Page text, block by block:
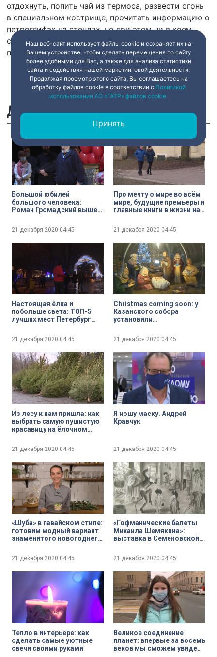
отдохнуть, попить чай из термоса, развести огонь
в специальном кострище, прочитать информацию о
петроглифах на стендах, но при этом ни в коем
случае не оставлять своих собственных
петроглифов.
Другие сюжеты
Большой юбилей
большого человека:
Роман Громадский вышел
21 декабря 2020 04:45
Про мечту о мире во всём
мире, будущие премьеры и
главные книги в жизни на
Кузминой
21 декабря 2020 04:45
Настоящая ёлка и
побольше света: ТОП-5
лучших мест Петербург
фотосессии
21 декабря 2020 04:45
Christmas coming soon: у
Казанского собора
установили
21 декабря 2020 04:45
Из лесу к нам пришла: как
выбрать самую пушистую
красавицу на ёлочном
надолго
21 декабря 2020 04:45
Я ношу маску. Андрей
Кравчук
21 декабря 2020 04:45
«Шуба» в гавайском стиле:
готовим модный вариант
знаменитого новогоднего
21 декабря 2020 04:45
«Гофманические балеты
Михаила Шемякина»:
выставка в Семёновской
21 декабря 2020 04:45
Тепло в интерьере: как
сделать самые уютные
свечи своими руками
Великое соединение
планет: впервые за восемь
веков мы сможем увидеть
Наш веб-сайт использует файлы cookie и сохраняет их на
Вашем устройстве, чтобы сделать перемещения по сайту
более удобными для Вас, а также для анализа статистики
сайта и содействия нашей маркетинговой деятельности.
Продолжая просмотр этого сайта, Вы соглашаетесь на
обработку файлов cookie в соответствии с Политикой
использования АО «ГАТР» файлов cookie.
Принять